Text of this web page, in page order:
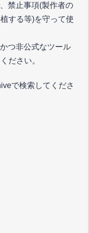
禁止事項(製作者の
する等)を守って使
つ非公式なツール
ださい。
で検索してくださ